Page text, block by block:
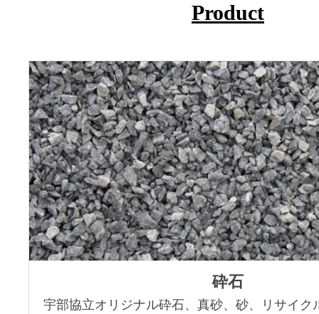
Product
砕石
宇部協立オリジナル砕石、真砂、砂、リサイク